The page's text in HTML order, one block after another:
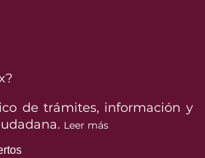
de trámites, información y
Leer más